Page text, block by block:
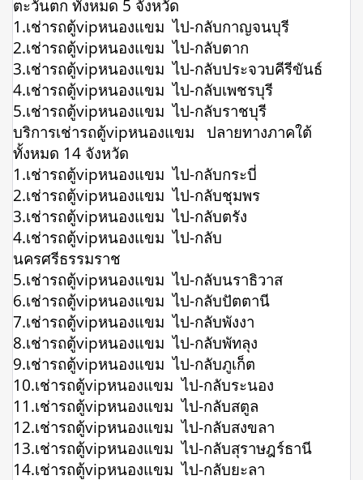
ตะวันตก ทั้งหมด 5 จังหวัด
1.เช่ารถตู้vipหนองแขม ไป-กลับกาญจนบุรี
2.เช่ารถตู้vipหนองแขม ไป-กลับตาก
3.เช่ารถตู้vipหนองแขม ไป-กลับประจวบคีรีขันธ์
4.เช่ารถตู้vipหนองแขม ไป-กลับเพชรบุรี
5.เช่ารถตู้vipหนองแขม ไป-กลับราชบุรี
บริการเช่ารถตู้vipหนองแขม ปลายทางภาคใต้
ทั้งหมด 14 จังหวัด
1.เช่ารถตู้vipหนองแขม ไป-กลับกระบี่
2.เช่ารถตู้vipหนองแขม ไป-กลับชุมพร
3.เช่ารถตู้vipหนองแขม ไป-กลับตรัง
4.เช่ารถตู้vipหนองแขม ไป-กลับ
นครศรีธรรมราช
5.เช่ารถตู้vipหนองแขม ไป-กลับนราธิวาส
6.เช่ารถตู้vipหนองแขม ไป-กลับปัตตานี
7.เช่ารถตู้vipหนองแขม ไป-กลับพังงา
8.เช่ารถตู้vipหนองแขม ไป-กลับพัทลุง
9.เช่ารถตู้vipหนองแขม ไป-กลับภูเก็ต
10.เช่ารถตู้vipหนองแขม ไป-กลับระนอง
11.เช่ารถตู้vipหนองแขม ไป-กลับสตูล
12.เช่ารถตู้vipหนองแขม ไป-กลับสงขลา
13.เช่ารถตู้vipหนองแขม ไป-กลับสุราษฎร์ธานี
14.เช่ารถตู้vipหนองแขม ไป-กลับยะลา